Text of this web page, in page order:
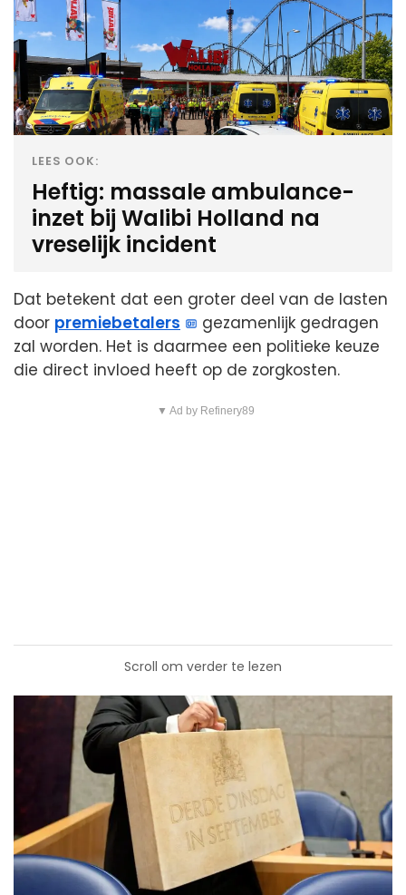
LEES OOK:
Heftig: massale ambulance-
inzet bij Walibi Holland na
vreselijk incident
Dat betekent dat een groter deel van de lasten
door premiebetalers
gezamenlijk gedragen
zal worden. Het is daarmee een politieke keuze
die direct invloed heeft op de zorgkosten.
▼ Ad by Refinery89
Scroll om verder te lezen